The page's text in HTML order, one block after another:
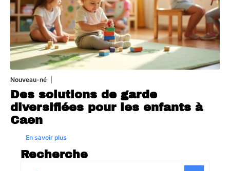
Nouveau-né
Des solutions de garde
diversifiées pour les enfants à
Caen
En savoir plus
Recherche